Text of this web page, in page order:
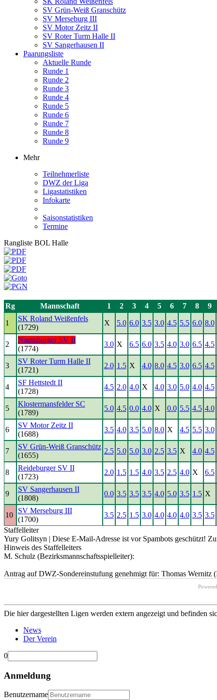
SV Grün-Weiß Granschütz
SV Merseburg III
SV Motor Zeitz II
SV Roter Turm Halle II
SV Sangerhausen II
Paarungsliste
Aktuelle Runde
Runde 1
Runde 2
Runde 3
Runde 4
Runde 5
Runde 6
Runde 7
Runde 8
Runde 9
Mehr
Teilnehmerliste
DWZ der Liga
Ligastatistiken
Infokarte
Saisonstatistiken
Termine
Rangliste BOL Halle
Rg Mannschaft 1 2 3 4 5 6 7 8 9
1
SK Roland Weißenfels
(1729)
X 5.0 6.0 3.5 3.0 4.5 5.5 6.0 8.0
2
Naumburger SV II
(1774)
3.0 X 6.5 6.0 3.5 4.0 3.0 6.5 4.5
3
SV Roter Turm Halle II
(1721)
2.0 1.5 X 4.0 8.0 4.5 3.0 6.5 4.5
4
SF Hettstedt II
(1728)
4.5 2.0 4.0 X 4.0 3.0 5.0 4.0 4.5
5
Klostermansfelder SC
(1789)
5.0 4.5 0.0 4.0 X 0.0 5.5 4.5 4.0
6
SV Motor Zeitz II
(1688)
3.5 4.0 3.5 5.0 8.0 X 4.5 5.5 3.0
7
SV Grün-Weiß Granschütz
(1655)
2.5 5.0 5.0 3.0 2.5 3.5 X 4.0 4.5
8
Reideburger SV II
(1723)
2.0 1.5 1.5 4.0 3.5 2.5 4.0 X 6.5
9
SV Sangerhausen II
(1808)
0.0 3.5 3.5 3.5 4.0 5.0 3.5 1.5 X
10
SV Merseburg III
(1700)
3.5 2.5 1.5 3.0 4.0 4.0 4.0 3.5 3.5
Staffelleiter
Yury Golitsyn | Diese E-Mail-Adresse ist vor Spambots geschützt!
Hinweis des Staffelleiters
M. Schulz (Bezirksmannschaftsspielleiter):
Antrag auf DWZ-Sondereinstufung genehmigt für: Thomas
Die hier dargestellten Ligen werden extern angezeigt und befinden
News
Der Verein
0
Anmeldung
Benutzername